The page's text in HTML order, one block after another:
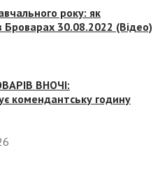
року: як
Броварах 30.08.2022 (Відео)
ВНОЧІ:
комендантську годину